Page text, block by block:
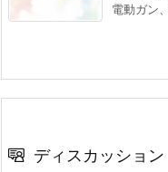
電動ガン
ディスカッション